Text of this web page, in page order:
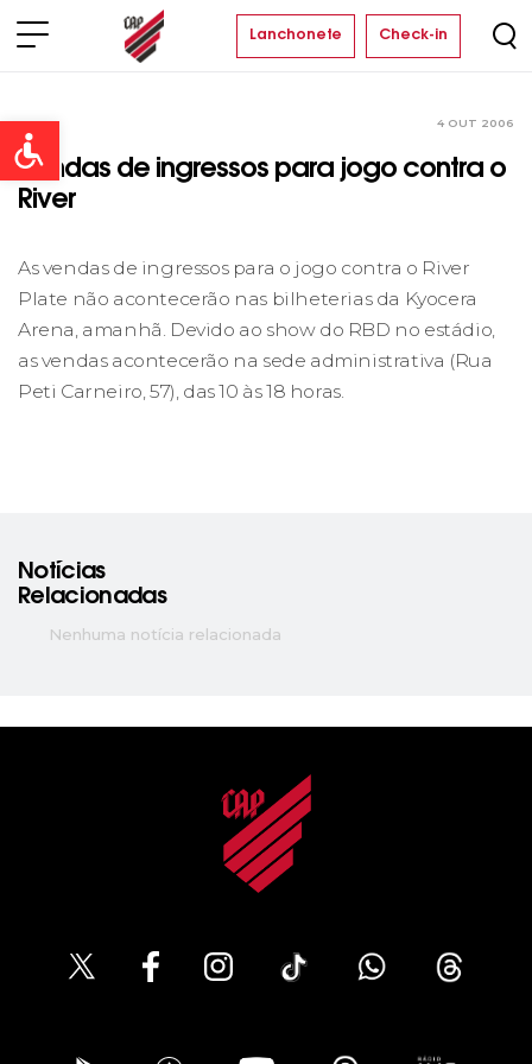
Open toolbar
Lanchonete Check-in
4 OUT 2006
Vendas de ingressos para jogo contra o
River
As vendas de ingressos para o jogo contra o River
Plate não acontecerão nas bilheterias da Kyocera
Arena, amanhã. Devido ao show do RBD no estádio,
as vendas acontecerão na sede administrativa (Rua
Peti Carneiro, 57), das 10 às 18 horas.
Notícias
Relacionadas
Nenhuma notícia relacionada